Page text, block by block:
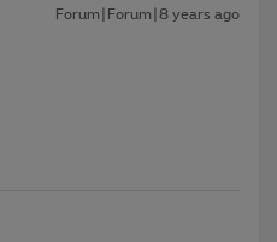
Forum|Forum|8 years ago